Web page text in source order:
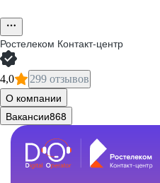
Ростелеком Контакт-центр
4,0 299 отзывов
О компании
Вакансии868